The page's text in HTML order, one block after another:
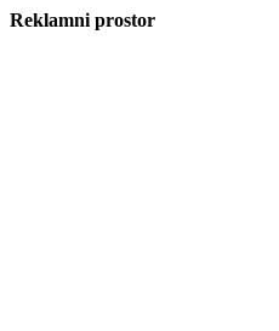
Reklamni prostor